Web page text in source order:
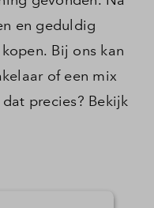
en geduldig
Bij ons kan
of een mix
precies? Bekijk